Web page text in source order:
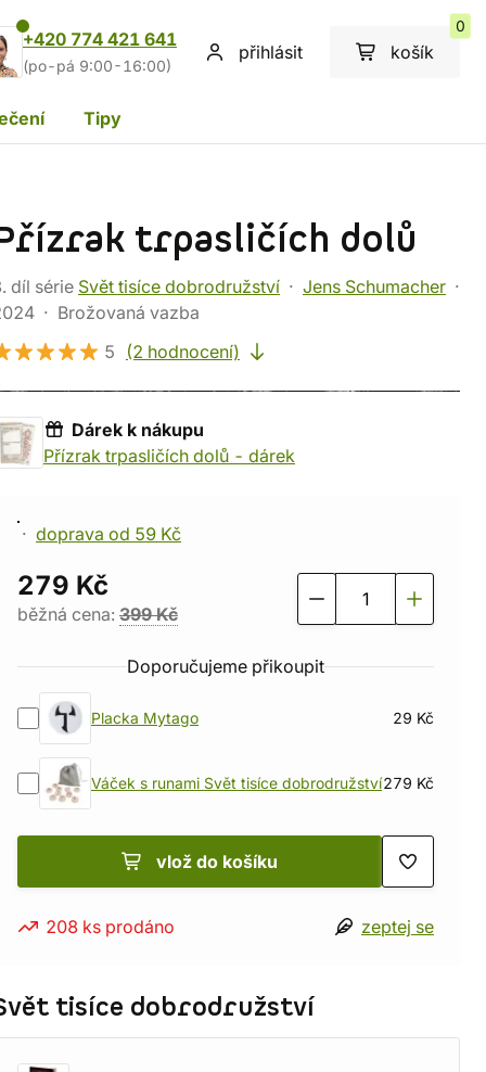
+420 774 421 641
(po-pá 9:00-16:00)
přihlásit košík
0
Tipy
trpasličích dolů
díl série Svět tisíce dobrodružství
Jens Schumacher
Brožovaná vazba
5
(2 hodnocení)
Dárek k nákupu
Přízrak trpasličích dolů - dárekdárek k nákupu: Přízrak
doprava od 59 Kč
279 Kč
běžná cena: 399 Kč
Doporučujeme přikoupit
Placka Mytago 29 Kč
Váček s runami Svět tisíce dobrodružství279 Kč
vlož do košíku
208 ks prodáno zeptej se
tisíce dobrodružství